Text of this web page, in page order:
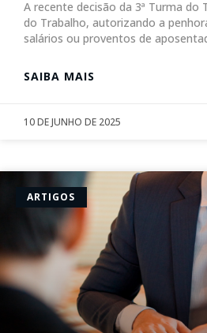
A recente decisão da 3ª Turma do
do Trabalho, autorizando a
salários ou proventos de
SAIBA MAIS
10 DE JUNHO DE 2025
ARTIGOS